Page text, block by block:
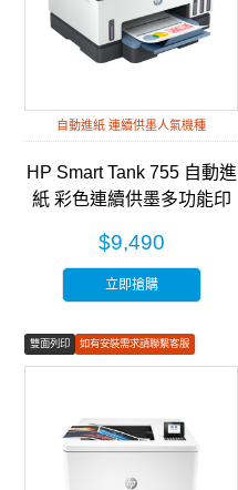
自動進紙 連續供墨人氣機種
HP Smart Tank 755 自動進
紙 彩色連續供墨多功能印
$9,490
立即搶購
雙面列印
如有安裝需求請聯繫客服
彩色列印